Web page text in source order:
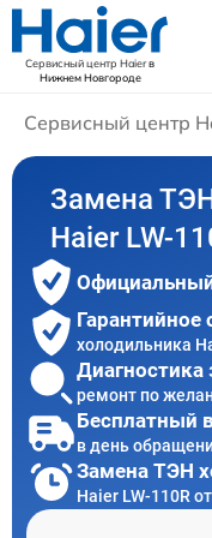
Сервисный центр Haierв
Нижнем Новгороде
Сервисный центр
Замена
Haier LW-
холодильника
Диагностика
ремонт по
Бесплатный
в день
Замена ТЭН
Haier LW-110R